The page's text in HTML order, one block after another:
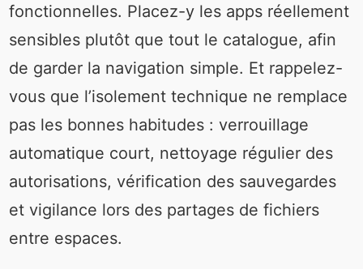
fonctionnelles. Placez-y les apps réellement
sensibles plutôt que tout le catalogue, afin
de garder la navigation simple. Et rappelez-
vous que l’isolement technique ne remplace
pas les bonnes habitudes : verrouillage
automatique court, nettoyage régulier des
autorisations, vérification des sauvegardes
et vigilance lors des partages de fichiers
entre espaces.